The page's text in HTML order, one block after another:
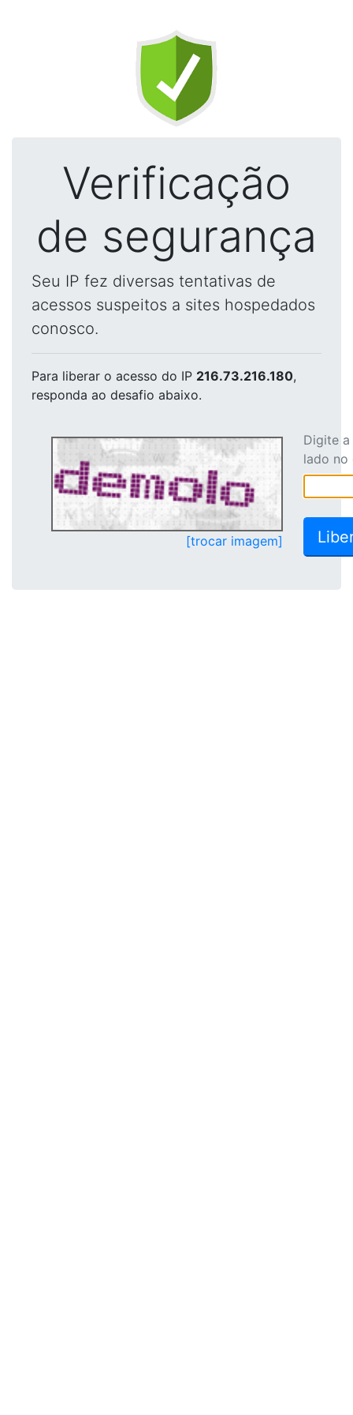
Verificação
de segurança
Seu IP fez diversas tentativas de
acessos suspeitos a sites hospedados
conosco.
Para liberar o acesso do IP 216.73.216.180,
responda ao desafio abaixo.
[trocar imagem]
Digite
lado no